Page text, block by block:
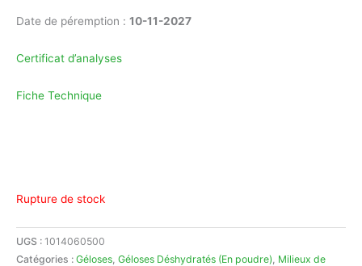
Date de péremption : 10-11-2027
Certificat d’analyses
Fiche Technique
Rupture de stock
UGS : 1014060500
Catégories : Géloses Géloses Déshydratés (En poudre) Milieux de